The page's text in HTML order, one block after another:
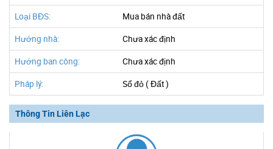
Loại BĐS: Mua bán nhà đất
Hướng nhà: Chưa xác định
Hướng ban công: Chưa xác định
Pháp lý: Sổ đỏ ( Đất )
Thông Tin Liên Lạc